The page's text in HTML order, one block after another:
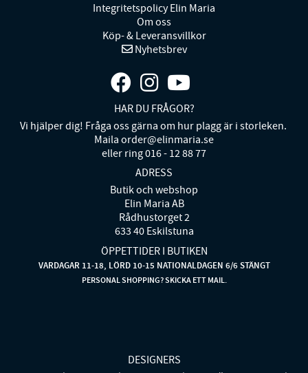
Integritetspolicy Elin Maria
Om oss
Köp- & Leveransvillkor
Nyhetsbrev
HAR DU FRÅGOR?
Vi hjälper dig! Fråga oss gärna om hur plagg är i storleken.
Maila order@elinmaria.se
eller ring 016 - 12 88 77
ADRESS
Butik och webshop
Elin Maria AB
Rådhustorget 2
633 40 Eskilstuna
ÖPPETTIDER I BUTIKEN
VARDAGAR 11-18, LÖRD 10-15 NATIONALDAGEN 6/6 STÄNGT
PERSONAL SHOPPING? SKICKA ETT MAIL.
DESIGNERS